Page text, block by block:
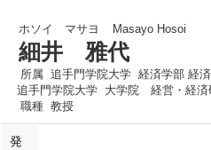
ホソイ マサヨ Masayo Hosoi
細井 雅代
所属 追手門学院大学 経済学部 経
追手門学院大学 大学院 経営・経済
職種 教授
発